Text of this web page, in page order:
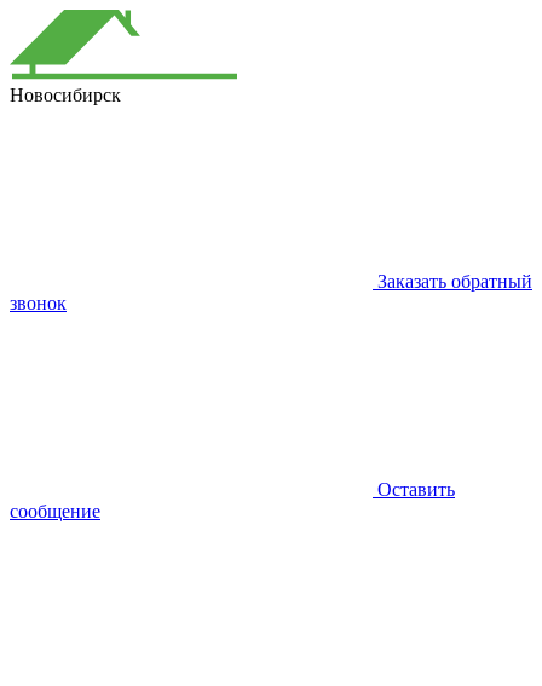
Новосибирск
Заказать обратный
звонок
Оставить
сообщение